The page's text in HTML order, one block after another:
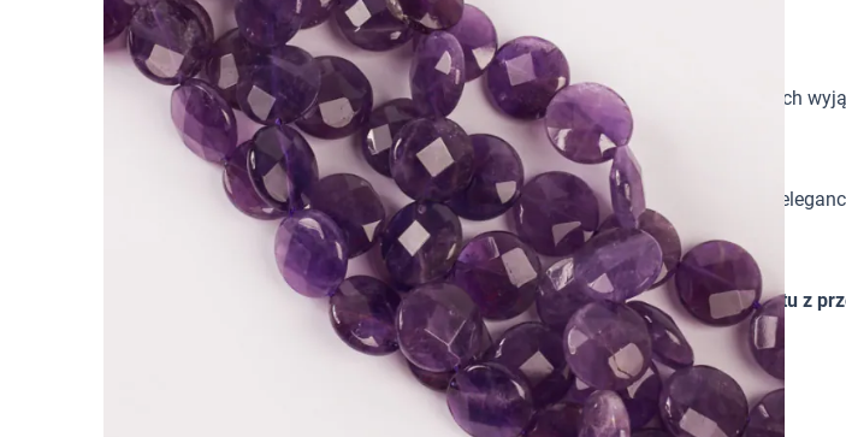
Ametyst krążek fasetowany 14mm
Kamienie to jedne z najbardziej cenionych dodatków w biżuterii handmade. Ich
nabiera indywidualnego charakteru.
Ametyst wyróżnia się tym, że fioletowe odcienie sprawiają, że prezentuje się
naszyjnikach i bransoletkach z dodatkami ze srebra lub stali.
Fasetowane krążki ametystu wiercone na wylot w różnych odcieniach fioletu z
Kamienie naturalne mogą nieznacznie różnić się. Charakterystyka: